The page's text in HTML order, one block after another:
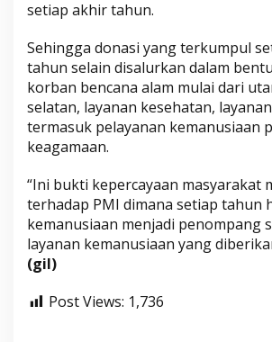
setiap akhir tahun.
Sehingga donasi yang terkumpul
tahun selain disalurkan dalam
korban bencana alam mulai dari
selatan, layanan kesehatan,
termasuk pelayanan kemanusiaan
keagamaan.
“Ini bukti kepercayaan masyarakat
terhadap PMI dimana setiap tahun
kemanusiaan menjadi penompang
layanan kemanusiaan yang
(gil)
Post Views: 1,736